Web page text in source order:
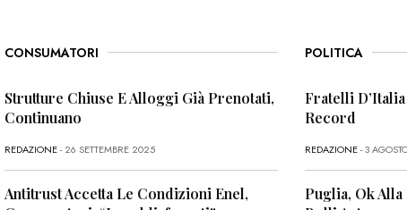
CONSUMATORI
Strutture Chiuse E Alloggi Già Prenotati,
Continuano
REDAZIONE- 26 SETTEMBRE 2025
Antitrust Accetta Le Condizioni Enel,
POLITICA
Fratelli
Record
REDAZIONE- 3
Puglia, Ok